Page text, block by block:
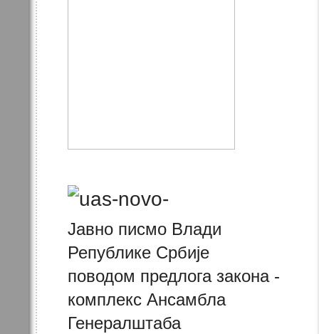
Јавно писмо Влади
Републике Србије
поводом предлога закона -
комплекс Ансамбла
Генералштаба